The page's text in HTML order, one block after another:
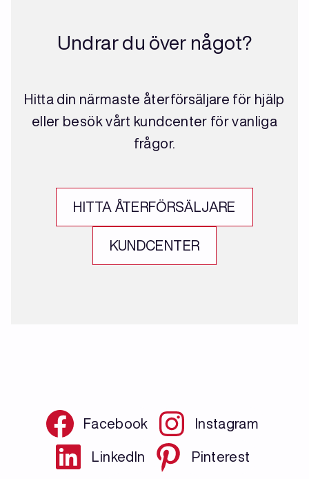
Undrar du över något?
Hitta din närmaste återförsäljare för hjälp
eller besök vårt kundcenter för vanliga
frågor.
HITTA ÅTERFÖRSÄLJARE
KUNDCENTER
Facebook Instagram
LinkedIn Pinterest